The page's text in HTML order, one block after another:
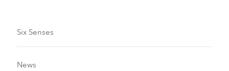
Six Senses
News